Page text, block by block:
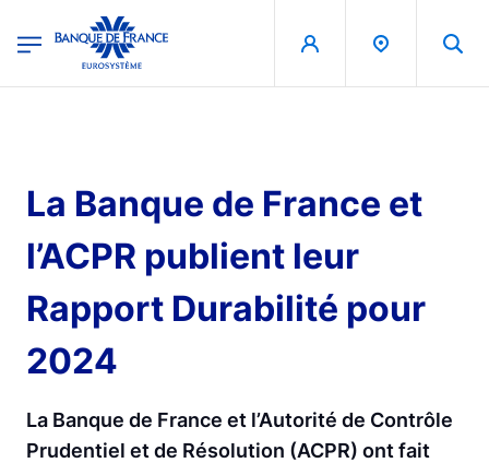
Banque de France - Menu Principal
La Banque de France et
l’ACPR publient leur
Rapport Durabilité pour
2024
La Banque de France et l’Autorité de Contrôle
Prudentiel et de Résolution (ACPR) ont fait